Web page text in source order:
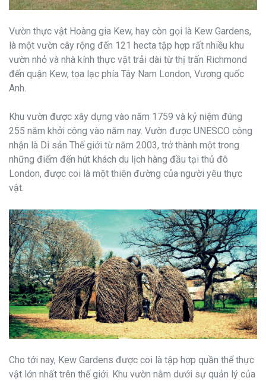
Vườn thực vật Hoàng gia Kew, hay còn gọi là Kew Gardens,
là một vườn cây rộng đến 121 hecta tập hợp rất nhiều khu
vườn nhỏ và nhà kính thực vật trải dài từ thị trấn Richmond
đến quận Kew, tọa lạc phía Tây Nam London, Vương quốc
Anh.
Khu vườn được xây dựng vào năm 1759 và kỷ niệm đúng
255 năm khởi công vào năm nay. Vườn được UNESCO công
nhận là Di sản Thế giới từ năm 2003, trở thành một trong
những điểm đến hút khách du lịch hàng đầu tại thủ đô
London, được coi là một thiên đường của người yêu thực
vật.
Cho tới nay, Kew Gardens được coi là tập hợp quần thể thực
vật lớn nhất trên thế giới. Khu vườn nằm dưới sự quản lý của